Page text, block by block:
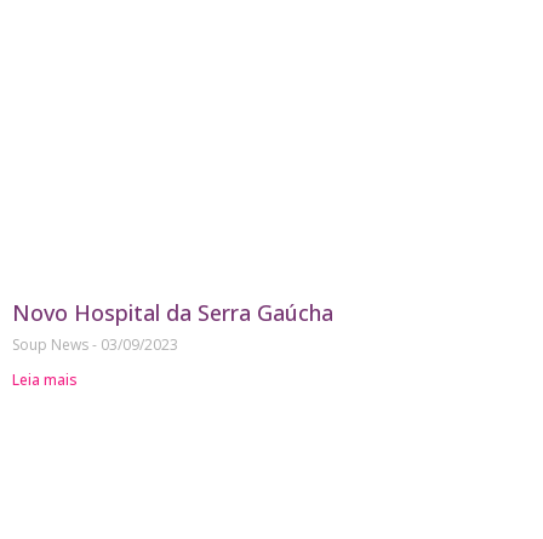
Novo Hospital da Serra Gaúcha
Soup News
03/09/2023
Leia mais